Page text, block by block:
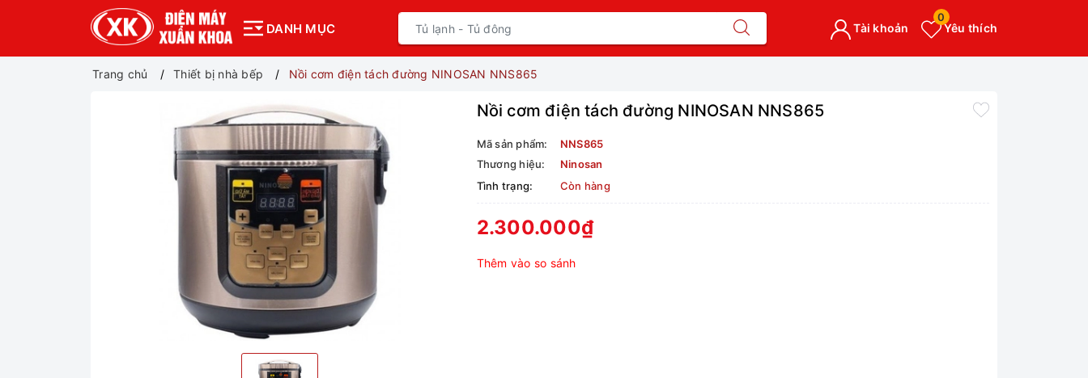
DANH MỤC Yêu thích
0
Tài khoản
Trang chủ Thiết bị nhà bếp Nồi cơm điện tách đường NINOSAN NNS865
Nồi cơm điện tách đường NINOSAN NNS865
Mã sản phẩm:
NNS865
Thương hiệu:
Ninosan
Tình trạng:
Còn hàng
2.300.000₫
Thêm vào so sánh